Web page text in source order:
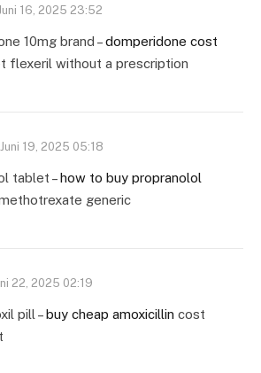
16, 2025 23:52
10mg brand –domperidone cost
flexeril without a prescription
Juni 19, 2025 05:18
tablet – how to buy propranolol
generic
22, 2025 02:19
pill – buy cheap amoxicillin cost